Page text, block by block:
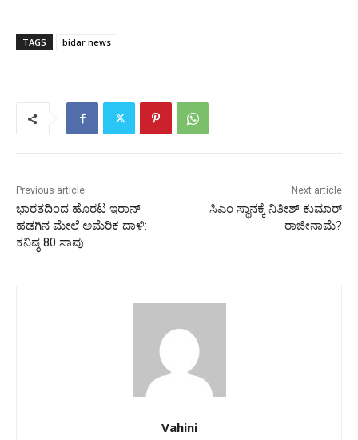
TAGS bidar news
Previous article
ಭಾರತದಿಂದ ಹೊರಟ ಇರಾನ್
ಹಡಗಿನ ಮೇಲೆ ಅಮೆರಿಕ ದಾಳಿ:
ಕನಿಷ್ಠ 80 ಸಾವು
Next article
ಸಿಎಂ ಸ್ಥಾನಕ್ಕೆ ನಿತೀಶ್ ಕುಮಾರ್
ರಾಜೀನಾಮೆ?
Vahini